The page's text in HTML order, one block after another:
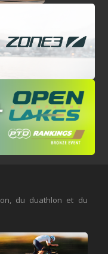
du duathlon et du